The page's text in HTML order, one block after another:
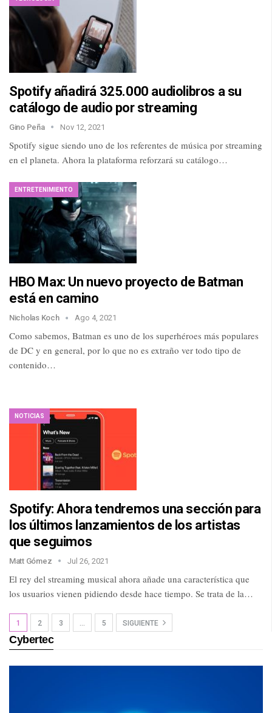
Spotify añadirá 325.000 audiolibros a su
catálogo de audio por streaming
Gino Peña Nov 12, 2021
Spotify sigue siendo uno de los referentes de música por streaming
en el planeta. Ahora la plataforma reforzará su catálogo…
ENTRETENIMIENTO
HBO Max: Un nuevo proyecto de Batman
está en camino
Nicholas Koch Ago 4, 2021
Como sabemos, Batman es uno de los superhéroes más populares
de DC y en general, por lo que no es extraño ver todo tipo de
contenido…
NOTICIAS
Spotify: Ahora tendremos una sección para
los últimos lanzamientos de los artistas
que seguimos
Matt Gómez Jul 26, 2021
El rey del streaming musical ahora añade una característica que
los usuarios vienen pidiendo desde hace tiempo. Se trata de la…
1 2 3 5 SIGUIENTE
Cybertec